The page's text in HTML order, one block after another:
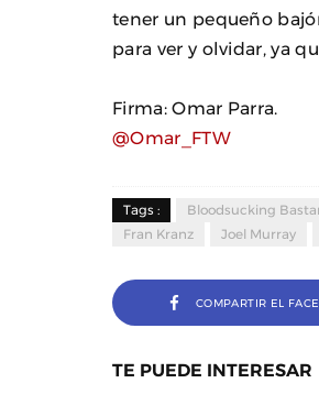
tener un pequeño
para ver y olvidar, ya
Firma: Omar Parra.
@Omar_FTW
Tags : Bloodsucking
Fran Kranz
Joel Murray
COMPARTIR EL
TE PUEDE INTERESAR